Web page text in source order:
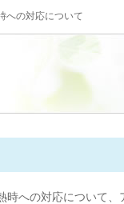
への対応について
時への対応について